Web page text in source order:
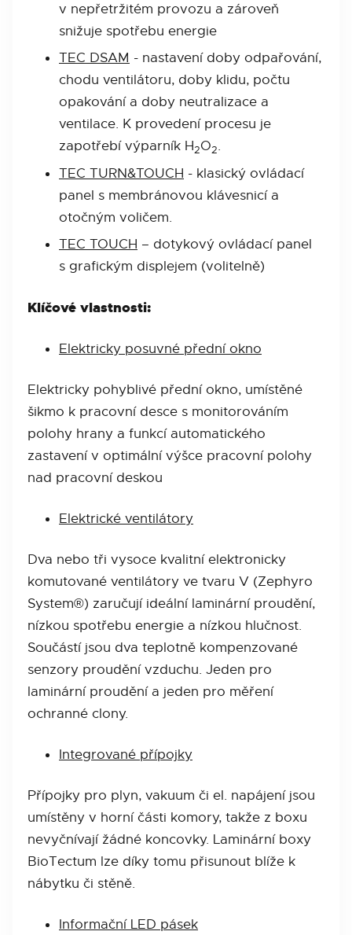
v nepřetržitém provozu a zároveň
snižuje spotřebu energie
TEC DSAM - nastavení doby odpařování,
chodu ventilátoru, doby klidu, počtu
opakování a doby neutralizace a
ventilace. K provedení procesu je
zapotřebí výparník H2O2.
TEC TURN&TOUCH - klasický ovládací
panel s membránovou klávesnicí a
otočným voličem.
TEC TOUCH – dotykový ovládací panel
s grafickým displejem (volitelně)
Klíčové vlastnosti:
Elektricky posuvné přední okno
Elektricky pohyblivé přední okno, umístěné
šikmo k pracovní desce s monitorováním
polohy hrany a funkcí automatického
zastavení v optimální výšce pracovní polohy
nad pracovní deskou
Elektrické ventilátory
Dva nebo tři vysoce kvalitní elektronicky
komutované ventilátory ve tvaru V (Zephyro
System®) zaručují ideální laminární proudění,
nízkou spotřebu energie a nízkou hlučnost.
Součástí jsou dva teplotně kompenzované
senzory proudění vzduchu. Jeden pro
laminární proudění a jeden pro měření
ochranné clony.
Integrované přípojky
Přípojky pro plyn, vakuum či el. napájení jsou
umístěny v horní části komory, takže z boxu
nevyčnívají žádné koncovky. Laminární boxy
BioTectum lze díky tomu přisunout blíže k
nábytku či stěně.
Informační LED pásek